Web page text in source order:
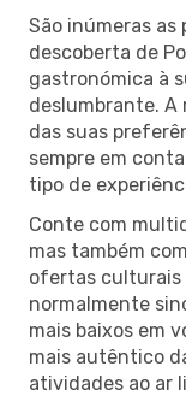
São inúmeras as
descoberta de
gastronómica à
deslumbrante. A
das suas
sempre em
tipo de
Conte com
mas também
ofertas culturais
normalmente
mais baixos em
mais autêntico
atividades ao ar